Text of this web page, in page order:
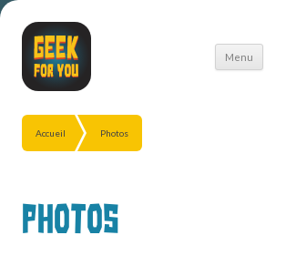
Menu
Aller
Accueil Photos
Photos